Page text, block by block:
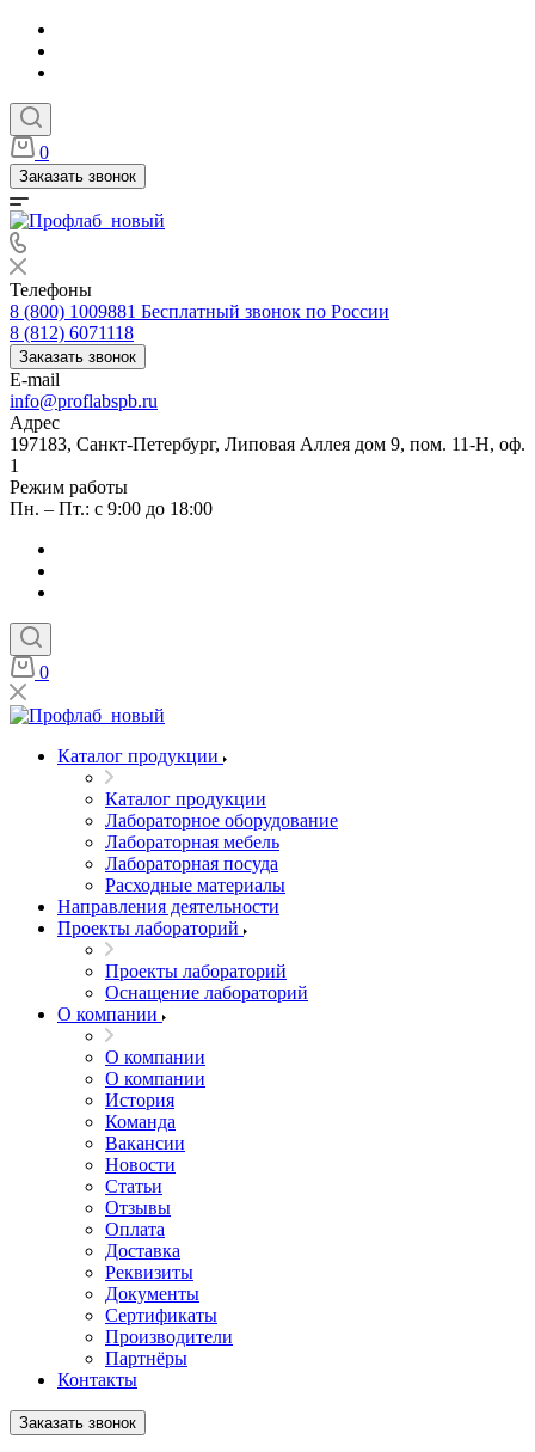
0
Заказать звонок
Телефоны
8 (800) 1009881 Бесплатный звонок по России
8 (812) 6071118
Заказать звонок
E-mail
info@proflabspb.ru
Адрес
197183, Санкт-Петербург, Липовая Аллея дом 9, пом. 11-Н, оф.
1
Режим работы
Пн. – Пт.: с 9:00 до 18:00
0
Каталог продукции
Каталог продукции
Лабораторное оборудование
Лабораторная мебель
Лабораторная посуда
Расходные материалы
Направления деятельности
Проекты лабораторий
Проекты лабораторий
Оснащение лабораторий
О компании
О компании
О компании
История
Команда
Вакансии
Новости
Статьи
Отзывы
Оплата
Доставка
Реквизиты
Документы
Сертификаты
Производители
Партнёры
Контакты
Заказать звонок